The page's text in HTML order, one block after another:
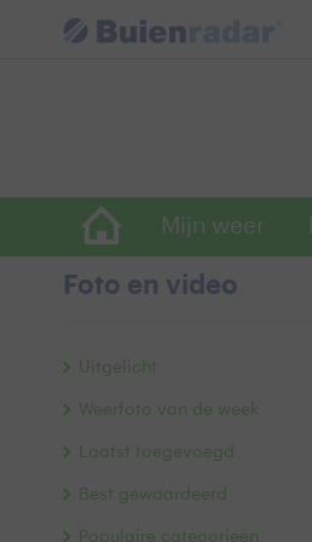
Mijn weer
Foto en video
Uitgelicht
Weerfoto van de week
Laatst toegevoegd
Best gewaardeerd
Populaire categorieën